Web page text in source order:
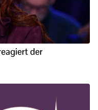
der